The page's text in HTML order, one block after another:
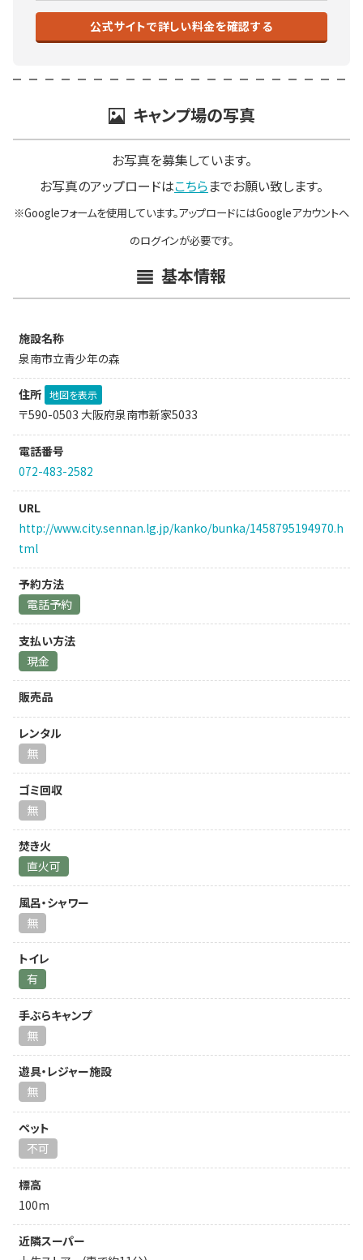
公式サイトで詳しい料金を確認する
キャンプ場の写真
お写真を募集しています。
お写真のアップロードはこちらまでお願い致します。
※Googleフォームを使用しています。アップロードにはGoogleアカウントへ
のログインが必要です。
基本情報
施設名称
泉南市立青少年の森
住所 地図を表示
〒590-0503 大阪府泉南市新家5033
電話番号
072-483-2582
URL
http://www.city.sennan.lg.jp/kanko/bunka/1458795194970.h
tml
予約方法
電話予約
支払い方法
現金
販売品
レンタル
無
ゴミ回収
無
焚き火
直火可
風呂・シャワー
無
トイレ
有
手ぶらキャンプ
無
遊具・レジャー施設
無
ペット
不可
標高
100m
近隣スーパー